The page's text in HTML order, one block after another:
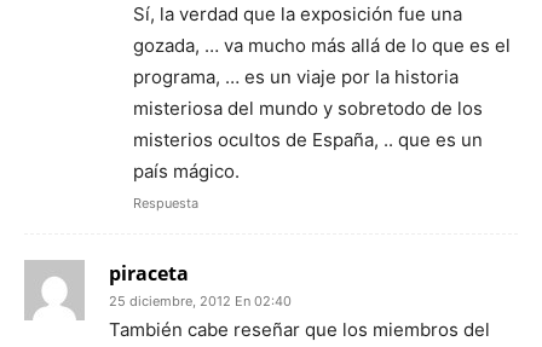
Sí, la verdad que la exposición fue una
gozada, … va mucho más allá de lo que es el
programa, … es un viaje por la historia
misteriosa del mundo y sobretodo de los
misterios ocultos de España, .. que es un
país mágico.
Respuesta
piraceta
25 diciembre, 2012 En 02:40
También cabe reseñar que los miembros del